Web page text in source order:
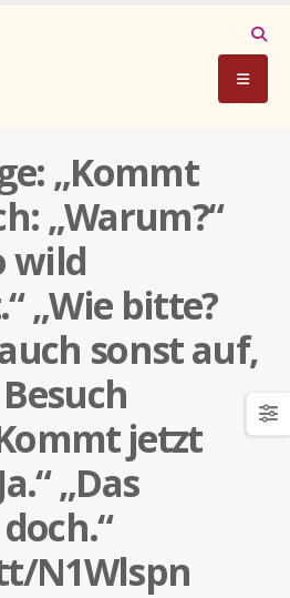
„Kommt
„Warum?“
wild
„Wie bitte?
sonst auf,
jetzt
„Das
N1Wlspn